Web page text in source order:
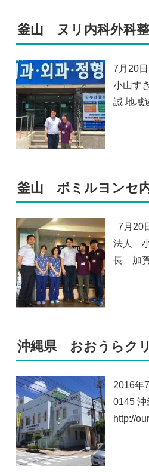
釜山 ヌリ内科外科
7月20
小山す
誠 地域
釜山 ボミルヨンセ
7月20
法人 小
長 加賀
沖縄県 おおうらク
2016年
0145 沖
http://